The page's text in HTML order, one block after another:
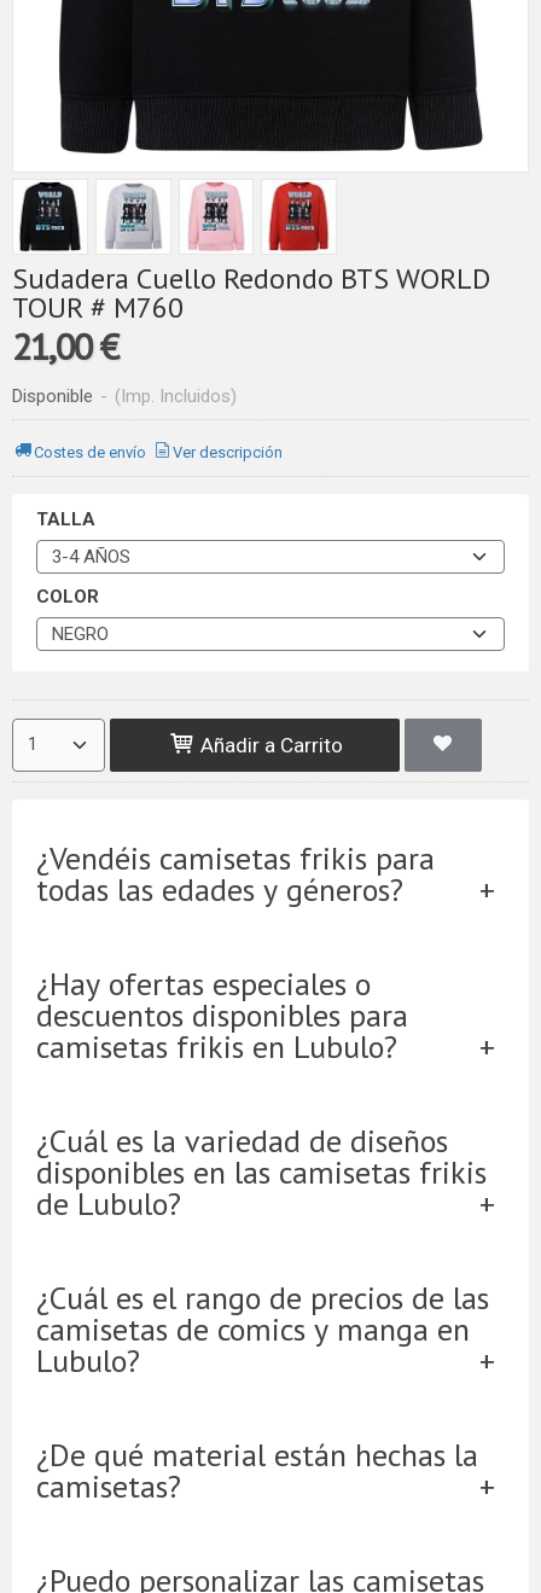
Sudadera Cuello Redondo BTS WORLD
TOUR # M760
21,00 €
Disponible - (Imp. Incluidos)
Costes de envío Ver descripción
TALLA
COLOR
Añadir a Carrito
¿Vendéis camisetas frikis para
todas las edades y géneros?
¿Hay ofertas especiales o
descuentos disponibles para
camisetas frikis en Lubulo?
¿Cuál es la variedad de diseños
disponibles en las camisetas frikis
de Lubulo?
¿Cuál es el rango de precios de las
camisetas de comics y manga en
Lubulo?
¿De qué material están hechas la
camisetas?
¿Puedo personalizar las camisetas